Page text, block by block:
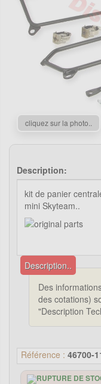
cliquez sur la photo..
Description:
kit de panier
mini Skyteam..
Description..
Des
des cotations)
"Description
Référence : 46700-